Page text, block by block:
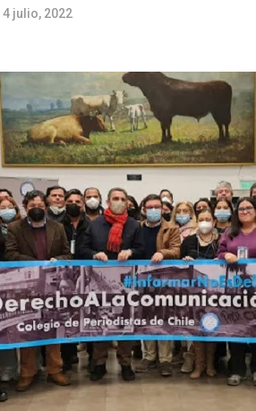
4 julio, 2022